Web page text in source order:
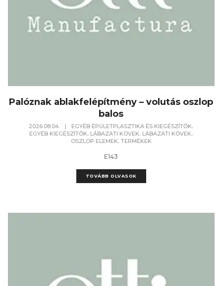
Palóznak ablakfelépítmény – volutás oszlop
balos
2026.08.04. | EGYÉB ÉPÜLETPLASZTIKA ÉS KIEGÉSZÍTŐK,
EGYÉB KIEGÉSZÍTŐK, LÁBAZATI KÖVEK, LÁBAZATI KÖVEK,
OSZLOP ELEMEK, TERMÉKEK
E143
TOVÁBB OLVASOK